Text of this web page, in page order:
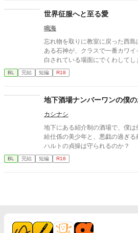
世界征服へと至る愛
鳴海
忘れ物を取りに教室に戻った西
ある石神が、クラスで一番カワ
白されている場面にでくわしてしまった。 そして、
はずなのに、なぜだか巻き込まれてしまう
ンにメロメロにさせられる話。 軽
BL 完結 短編 R18
地下酒場ナンバーワンの僕
カシナシ
地下にある紹介制の酒場で、僕は働いている。
給仕係の美少年と、悪戯の過ぎる残念
ハルトの貞操は守られるのか？
BL 完結 短編 R18